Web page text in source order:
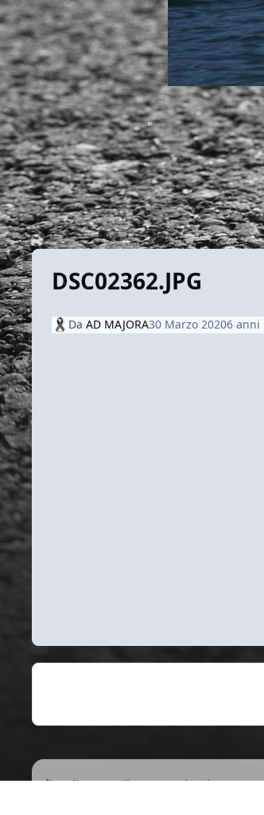
DSC02362.JPG
Da AD MAJORA30 Marzo 20206 anni
Indice Gallery National Events